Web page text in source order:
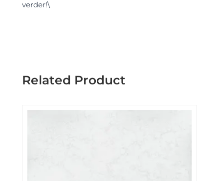
verder!\
Related Product